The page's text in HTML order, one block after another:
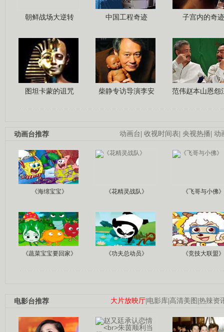
朝鲜战场大逆转 中国工程奇迹 子宫内的奇迹
图坦卡蒙的诅咒 柴静专访导演李安 范伟赵本山恩怨
动画台| 收视时间表| 央视热播| 动
动画台推荐
《海绵宝宝》 《花精灵战队》 《飞哥与小佛》
《蔬菜宝宝要回家》 《功夫总动员》 《竞技大联盟》
大片放映厅|电影库|高清美图 |热辣资
电影台推荐